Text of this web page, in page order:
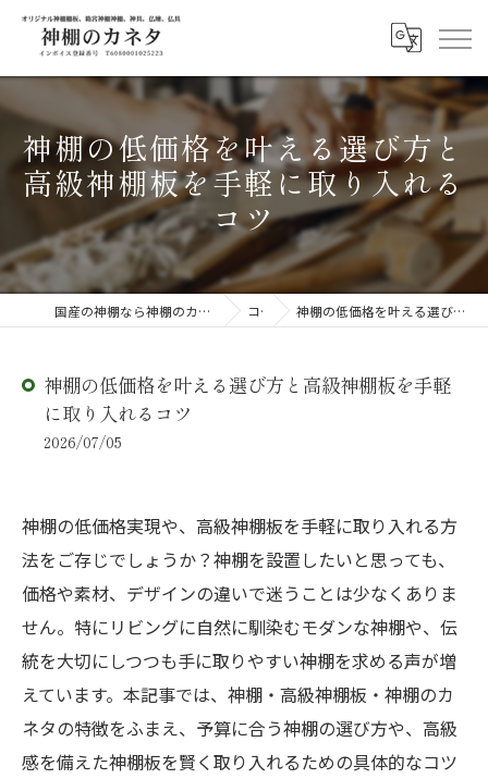
神棚の低価格を叶える選び方と
高級神棚板を手軽に取り入れる
コツ
国産の神棚なら神棚のカネタ ～日々のしあわせを感じる物を～ コラム 神棚の低価格を叶える選び方と高級神棚板を手軽に取り入れるコツ
神棚の低価格を叶える選び方と高級神棚板を手軽
に取り入れるコツ
2026/07/05
神棚の低価格実現や、高級神棚板を手軽に取り入れる方
法をご存じでしょうか？神棚を設置したいと思っても、
価格や素材、デザインの違いで迷うことは少なくありま
せん。特にリビングに自然に馴染むモダンな神棚や、伝
統を大切にしつつも手に取りやすい神棚を求める声が増
えています。本記事では、神棚・高級神棚板・神棚のカ
ネタの特徴をふまえ、予算に合う神棚の選び方や、高級
感を備えた神棚板を賢く取り入れるための具体的なコツ